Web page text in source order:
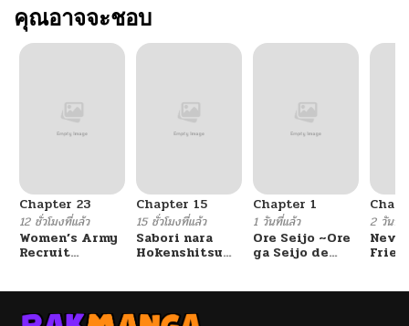
คุณอาจจะชอบ
Chapter 23
12 ชั่วโมงที่แล้ว
Women’s Army
Recruit
Chapter 15
15 ชั่วโมงที่แล้ว
Sabori nara
Hokenshitsu
Chapter 1
1 วันที่แล้ว
Ore Seijo ~Ore
ga Seijo de
Tag Otome
2 วันที่แ